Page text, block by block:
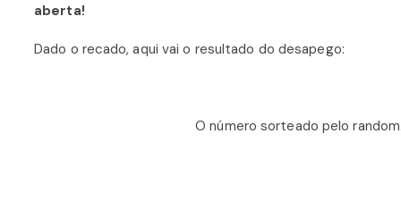
aberta!
Dado o recado, aqui vai o resultado do desapego:
O número sorteado pelo